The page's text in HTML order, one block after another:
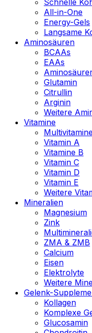
All-in-One
Energy-Gels
Langsame
Aminosäuren
BCAAs
EAAs
Glutamin
Citrullin
Arginin
Weitere
Vitamine
Vitamin A
Vitamine B
Vitamin C
Vitamin D
Vitamin E
Weitere
Mineralien
Magnesium
Zink
ZMA & ZMB
Calcium
Eisen
Elektrolyte
Weitere
Gelenk-
Kollagen
Komplexe
Glucosamin